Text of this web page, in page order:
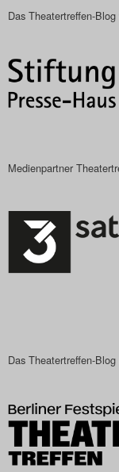
Das Theatertreffen-
Medienpartner
Das Theatertreffen-